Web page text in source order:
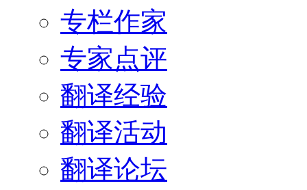
专栏作家
专家点评
翻译经验
翻译活动
翻译论坛